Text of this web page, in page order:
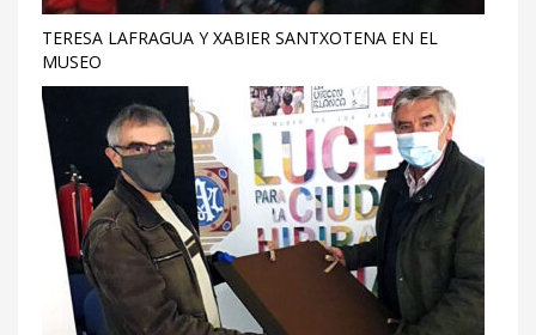
TERESA LAFRAGUA Y XABIER SANTXOTENA EN EL
MUSEO